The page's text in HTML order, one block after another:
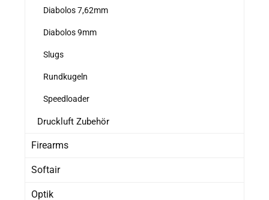
Diabolos 7,62mm
Diabolos 9mm
Slugs
Rundkugeln
Speedloader
Druckluft Zubehör
Firearms
Softair
Optik